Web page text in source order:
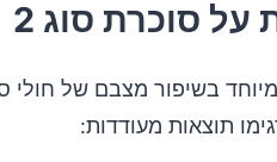
סוכרת סוג 2
תוצאות מעודדות: